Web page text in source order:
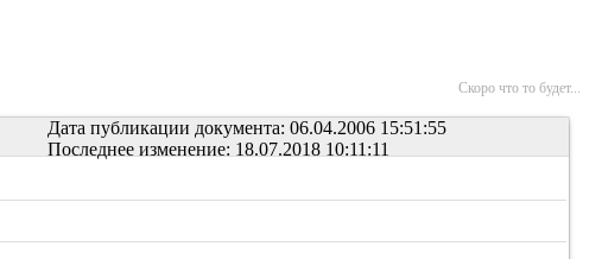
Скоро что то будет...
Дата публикации документа: 06.04.2006 15:51:55
Последнее изменение: 18.07.2018 10:11:11